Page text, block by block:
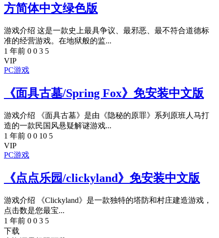
方简体中文绿色版
游戏介绍 这是一款史上最具争议、最邪恶、最不符合道德标
准的经营游戏。在地狱般的监...
1 年前 0 0 3 5
VIP
PC游戏
《面具古墓/Spring Fox》免安装中文版
游戏介绍 《面具古墓》是由《隐秘的原罪》系列原班人马打
造的一款民国风悬疑解谜游戏...
1 年前 0 0 10 5
VIP
PC游戏
《点点乐园/clickyland》免安装中文版
游戏介绍 《Clickyland》是一款独特的塔防和村庄建造游戏，
点击数是您最宝...
1 年前 0 0 3 5
下载